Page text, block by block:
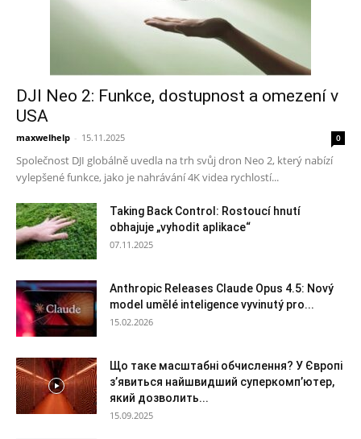
DJI Neo 2: Funkce, dostupnost a omezení v
USA
maxwelhelp - 15.11.2025 0
Společnost DJI globálně uvedla na trh svůj dron Neo 2, který nabízí
vylepšené funkce, jako je nahrávání 4K videa rychlostí...
Taking Back Control: Rostoucí hnutí
obhajuje „vyhodit aplikace“
07.11.2025
Anthropic Releases Claude Opus 4.5: Nový
model umělé inteligence vyvinutý pro...
15.02.2026
Що таке масштабні обчислення? У Європі
з’явиться найшвидший суперкомп’ютер,
який дозволить...
15.09.2025